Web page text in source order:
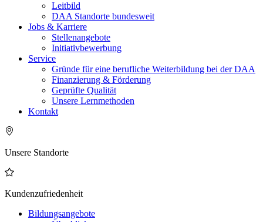
Leitbild
DAA Standorte bundesweit
Jobs & Karriere
Stellenangebote
Initiativbewerbung
Service
Gründe für eine berufliche Weiterbildung bei der DAA
Finanzierung & Förderung
Geprüfte Qualität
Unsere Lernmethoden
Kontakt
Unsere Standorte
Kundenzufriedenheit
Bildungsangebote